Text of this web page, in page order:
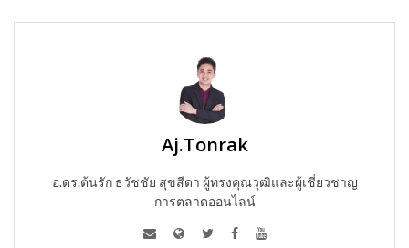
Aj.Tonrak
อ.ดร.ต้นรัก ธวัชชัย สุขสีดา ผู้ทรงคุณวุฒิและผู้เชี่ยวชาญ
การตลาดออนไลน์